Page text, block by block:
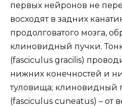
первых нейронов не
восходят в задних
продолговатого мозга,
клиновидный пучки.
(fasciculus gracilis)
нижних конечностей и
туловища; клиновидный
(fasciculus cuneatus) – от